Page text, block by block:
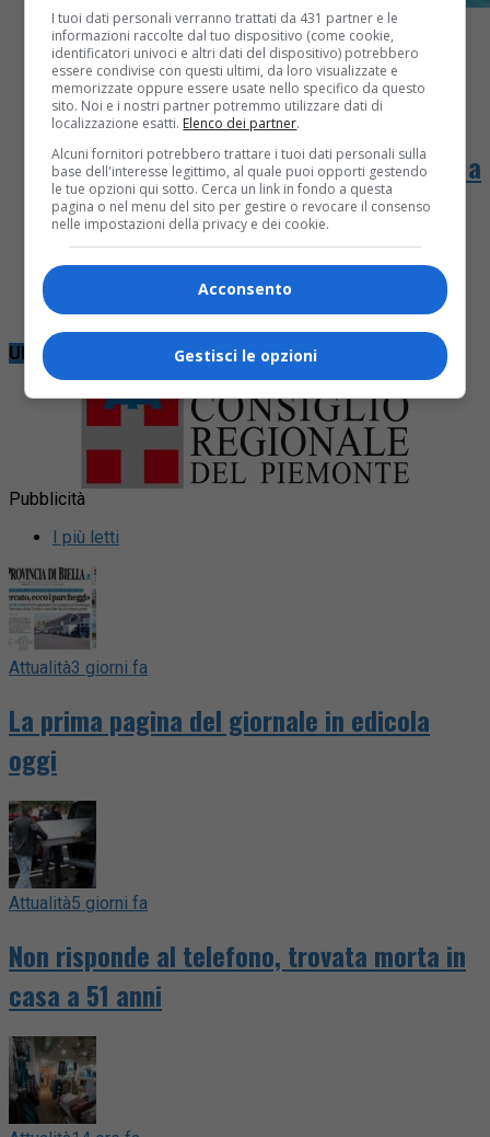
Fuori provincia 3 mesi fa
Muore dopo 552 giorni di coma, addio a
Francesco Marchesi
Grande dolore per il pallanuotista di 25 anni. I
compagni: «Ti porteremo sempre con noi: a ogni
allenamento, a ogni partita, nella nostra vita»
Ultime notizie
Pubblicità
I più letti
Attualità3 giorni fa
La prima pagina del giornale in edicola
oggi
Attualità5 giorni fa
Non risponde al telefono, trovata morta in
casa a 51 anni
I tuoi dati personali verranno trattati da 431 partner e le
informazioni raccolte dal tuo dispositivo (come cookie,
identificatori univoci e altri dati del dispositivo) potrebbero
essere condivise con questi ultimi, da loro visualizzate e
memorizzate oppure essere usate nello specifico da questo
sito. Noi e i nostri partner potremmo utilizzare dati di
localizzazione esatti. Elenco dei partner.
Alcuni fornitori potrebbero trattare i tuoi dati personali sulla
base dell'interesse legittimo, al quale puoi opporti gestendo
le tue opzioni qui sotto. Cerca un link in fondo a questa
pagina o nel menu del sito per gestire o revocare il consenso
nelle impostazioni della privacy e dei cookie.
Acconsento
Gestisci le opzioni